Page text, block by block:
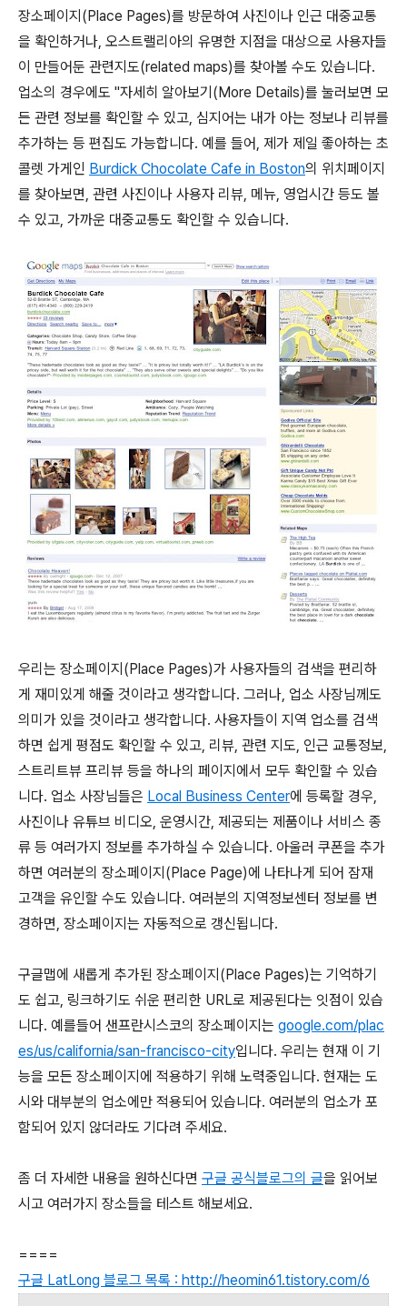
장소페이지(Place Pages)를 방문하여 사진이나 인근 대중교통
을 확인하거나, 오스트랠리아의 유명한 지점을 대상으로 사용자들
이 만들어둔 관련지도(related maps)를 찾아볼 수도 있습니다.
업소의 경우에도 "자세히 알아보기(More Details)를 눌러보면 모
든 관련 정보를 확인할 수 있고, 심지어는 내가 아는 정보나 리뷰를
추가하는 등 편집도 가능합니다. 예를 들어, 제가 제일 좋아하는 초
콜렛 가게인 Burdick Chocolate Cafe in Boston의 위치페이지
를 찾아보면, 관련 사진이나 사용자 리뷰, 메뉴, 영업시간 등도 볼
수 있고, 가까운 대중교통도 확인할 수 있습니다.
우리는 장소페이지(Place Pages)가 사용자들의 검색을 편리하
게 재미있게 해줄 것이라고 생각합니다. 그러나, 업소 사장님께도
의미가 있을 것이라고 생각합니다. 사용자들이 지역 업소를 검색
하면 쉽게 평점도 확인할 수 있고, 리뷰, 관련 지도, 인근 교통정보,
스트리트뷰 프리뷰 등을 하나의 페이지에서 모두 확인할 수 있습
니다. 업소 사장님들은 Local Business Center에 등록할 경우,
사진이나 유튜브 비디오, 운영시간, 제공되는 제품이나 서비스 종
류 등 여러가지 정보를 추가하실 수 있습니다. 아울러 쿠폰을 추가
하면 여러분의 장소페이지(Place Page)에 나타나게 되어 잠재
고객을 유인할 수도 있습니다. 여러분의 지역정보센터 정보를 변
경하면, 장소페이지는 자동적으로 갱신됩니다.
구글맵에 새롭게 추가된 장소페이지(Place Pages)는 기억하기
도 쉽고, 링크하기도 쉬운 편리한 URL로 제공된다는 잇점이 있습
니다. 예를들어 샌프란시스코의 장소페이지는 google.com/plac
es/us/california/san-francisco-city입니다. 우리는 현재 이 기
능을 모든 장소페이지에 적용하기 위해 노력중입니다. 현재는 도
시와 대부분의 업소에만 적용되어 있습니다. 여러분의 업소가 포
함되어 있지 않더라도 기다려 주세요.
좀 더 자세한 내용을 원하신다면 구글 공식블로그의 글을 읽어보
시고 여러가지 장소들을 테스트 해보세요.
====
구글 LatLong 블로그 목록 : http://heomin61.tistory.com/6